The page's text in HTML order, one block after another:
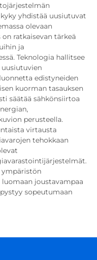
yhdistää uusiutuvat
olevaan
ratkaisevan tärkeä
ja
Teknologia hallitsee
edistyneiden
kuorman tasauksen
säätää sähkönsiirtoa
perusteella.
virtausta
tehokkaan
joustavampaa
sopeutumaan